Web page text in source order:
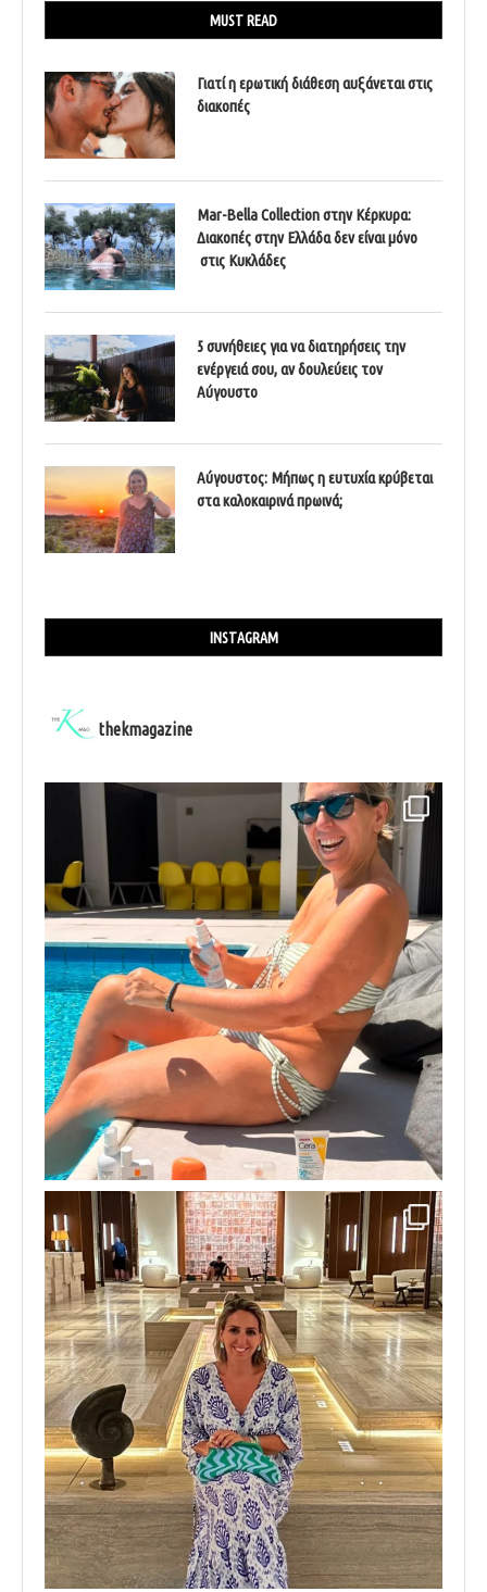
MUST READ
Γιατί η ερωτική διάθεση αυξάνεται στις
διακοπές
Mar-Bella Collection στην Κέρκυρα:
Διακοπές στην Ελλάδα δεν είναι μόνο
στις Κυκλάδες
5 συνήθειες για να διατηρήσεις την
ενέργειά σου, αν δουλεύεις τον
Αύγουστο
Αύγουστος: Μήπως η ευτυχία κρύβεται
στα καλοκαιρινά πρωινά;
INSTAGRAM
thekmagazine